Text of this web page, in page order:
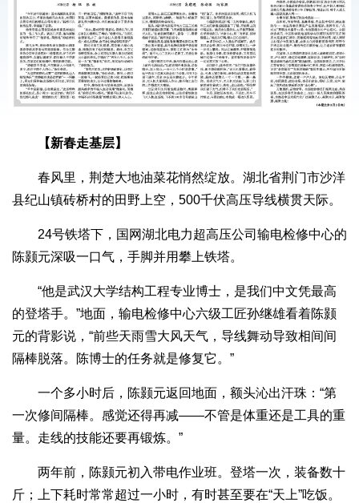
【新春走基层】
春风里，荆楚大地油菜花悄然绽放。湖北省荆门市沙洋
县纪山镇砖桥村的田野上空，500千伏高压导线横贯天际。
24号铁塔下，国网湖北电力超高压公司输电检修中心的
陈颢元深吸一口气，手脚并用攀上铁塔。
“他是武汉大学结构工程专业博士，是我们中文凭最高
的登塔手。”地面，输电检修中心六级工匠孙继雄看着陈颢
元的背影说，“前些天雨雪大风天气，导线舞动导致相间间
隔棒脱落。陈博士的任务就是修复它。”
一个多小时后，陈颢元返回地面，额头沁出汗珠：“第
一次修间隔棒。感觉还得再减——不管是体重还是工具的重
量。走线的技能还要再锻炼。”
两年前，陈颢元初入带电作业班。登塔一次，装备数十
斤；上下耗时常常超过一小时，有时甚至要在“天上”吃饭。